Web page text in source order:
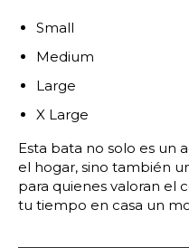
Small
Medium
Large
X Large
Esta bata no solo es un
el hogar, sino también
para quienes valoran el
tu tiempo en casa un